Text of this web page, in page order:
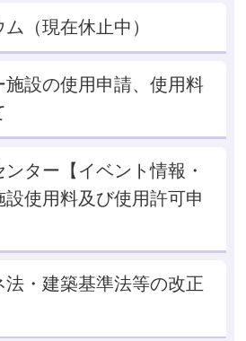
（現在休止中）
施設の使用申請、使用料
ター【イベント情報・
使用料及び使用許可申
法・建築基準法等の改正